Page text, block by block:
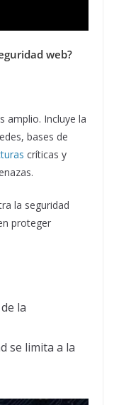
web?
amplio. Incluye la
bases de
críticas y
la seguridad
proteger
la
se limita a la